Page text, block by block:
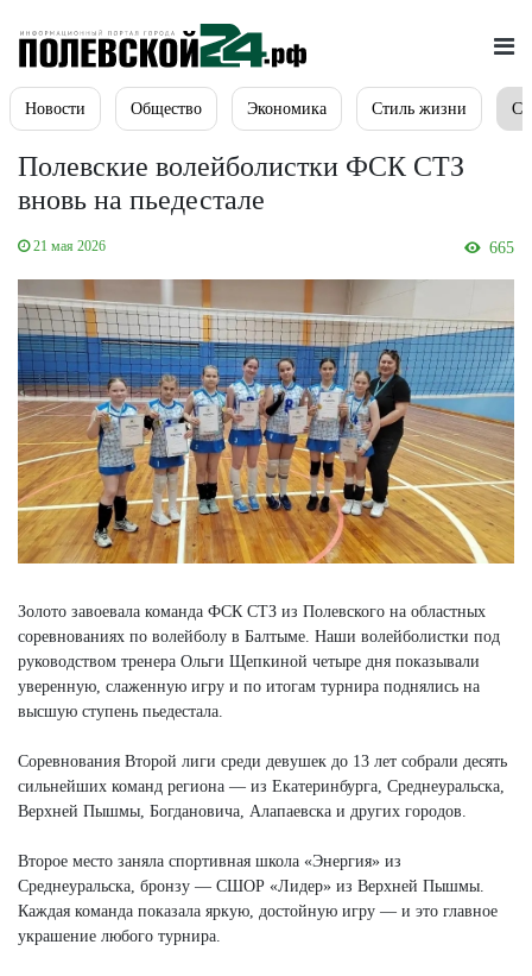
Новости Общество Экономика Стиль жизни
Полевские волейболистки ФСК СТЗ
вновь на пьедестале
21 мая 2026 665
Золото завоевала команда ФСК СТЗ из Полевского на областных
соревнованиях по волейболу в Балтыме. Наши волейболистки под
руководством тренера Ольги Щепкиной четыре дня показывали
уверенную, слаженную игру и по итогам турнира поднялись на
высшую ступень пьедестала.
Соревнования Второй лиги среди девушек до 13 лет собрали десять
сильнейших команд региона — из Екатеринбурга, Среднеуральска,
Верхней Пышмы, Богдановича, Алапаевска и других городов.
Второе место заняла спортивная школа «Энергия» из
Среднеуральска, бронзу — СШОР «Лидер» из Верхней Пышмы.
Каждая команда показала яркую, достойную игру — и это главное
украшение любого турнира.